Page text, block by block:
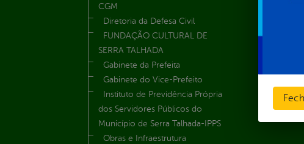
CGM
Diretoria da Defesa Civil
FUNDAÇÃO CULTURAL DE
SERRA TALHADA
Gabinete da Prefeita
Gabinete do Vice-Prefeito
Instituto de Previdência Própria
dos Servidores Públicos do
Município de Serra Talhada-IPPS
Obras e Infraestrutura